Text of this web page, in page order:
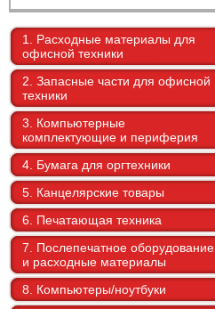
1. Расходные материалы для
офисной техники
2. Запасные части для офисной
техники
3. Компьютерные
комплектующие и периферия
4. Бумага для оргтехники
5. Канцелярские товары
6. Печатающая техника
7. Послепечатное оборудование
и расходные материалы
8. Компьютеры/ноутбуки